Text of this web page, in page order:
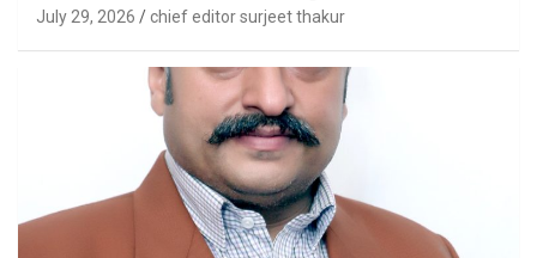
July 29, 2026 chief editor surjeet thakur